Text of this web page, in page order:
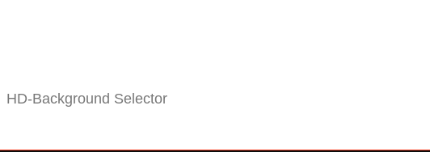
HD-Background Selector